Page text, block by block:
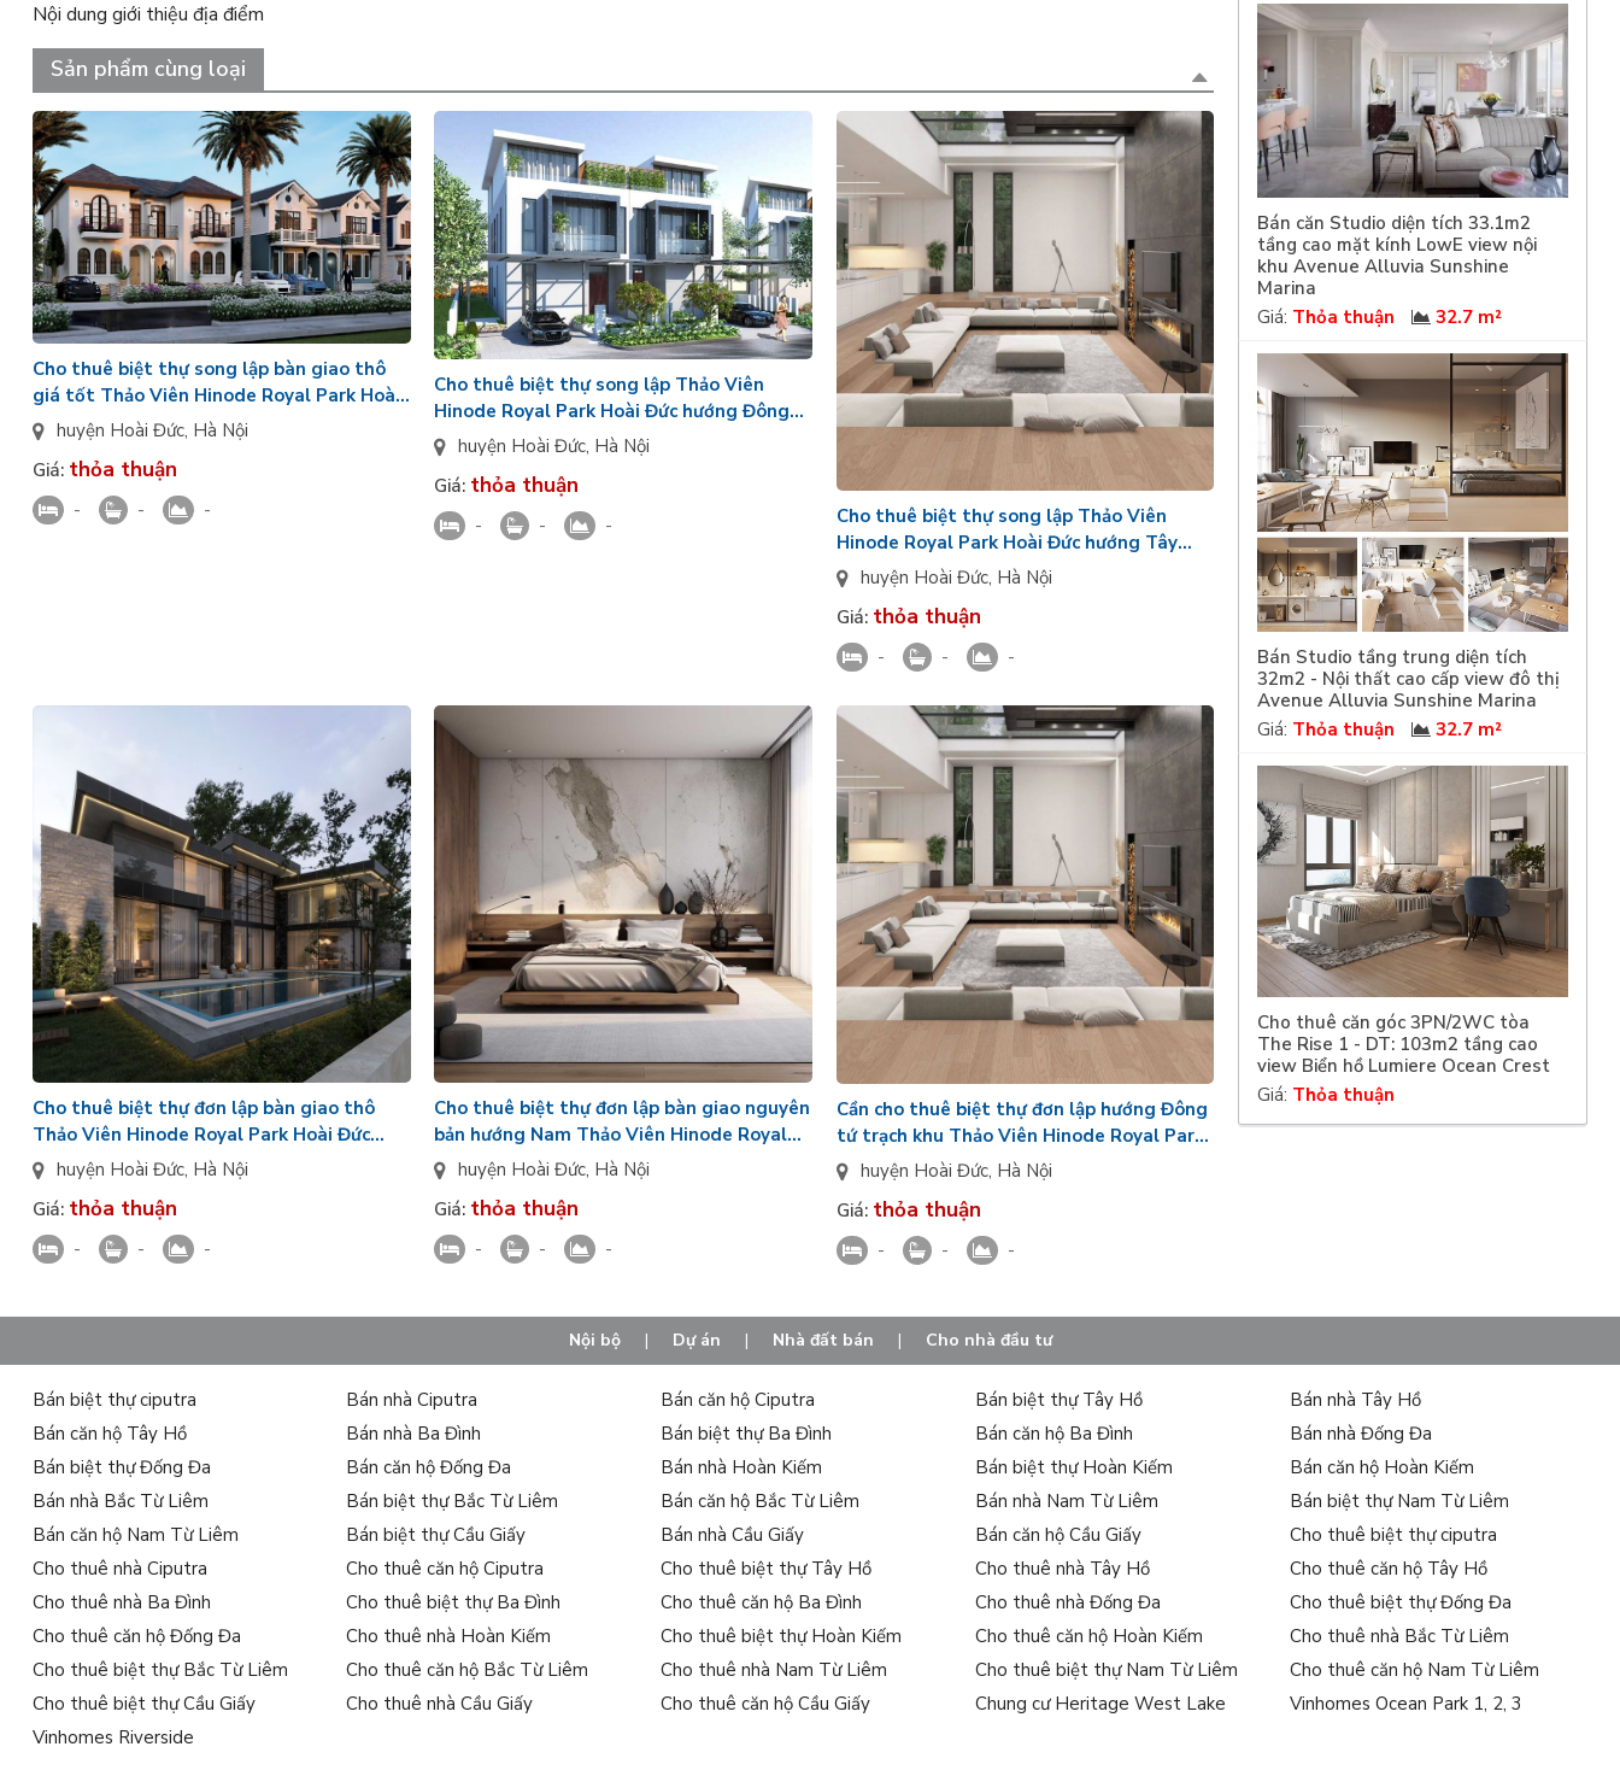
Nội dung giới thiệu địa điểm
Sản phẩm cùng loại
Cho thuê biệt thự song lập bàn giao thô
giá tốt Thảo Viên Hinode Royal Park Hoài
Đức hướng Tây Bắc
huyện Hoài Đức, Hà Nội
Giá: thỏa thuận
- - -
Cho thuê biệt thự song lập Thảo Viên
Hinode Royal Park Hoài Đức hướng Đông
Bắchuyện Hoài Đức, Hà Nội
Giá: thỏa thuận
- - -
Cho thuê biệt thự song lập Thảo Viên
Hinode Royal Park Hoài Đức hướng Tây
Namhuyện Hoài Đức, Hà Nội
Giá: thỏa thuận
- - -
Cho thuê biệt thự đơn lập bàn giao thô
Thảo Viên Hinode Royal Park Hoài Đức
hướng Đông Nam
huyện Hoài Đức, Hà Nội
Giá: thỏa thuận
- - -
Cho thuê biệt thự đơn lập bàn giao nguyên
bản hướng Nam Thảo Viên Hinode Royal
Park Hoài Đức
huyện Hoài Đức, Hà Nội
Giá: thỏa thuận
- - -
Cần cho thuê biệt thự đơn lập hướng Đông
tứ trạch khu Thảo Viên Hinode Royal Park
Hoài Đức
huyện Hoài Đức, Hà Nội
Giá: thỏa thuận
- - -
Bán căn Studio diện tích 33.1m2
tầng cao mặt kính LowE view nội
khu Avenue Alluvia Sunshine
Marina
Giá: Thỏa thuận 32.7 m²
Bán Studio tầng trung diện tích
32m2 - Nội thất cao cấp view đô thị
Avenue Alluvia Sunshine Marina
Giá: Thỏa thuận 32.7 m²
Cho thuê căn góc 3PN/2WC tòa
The Rise 1 - DT: 103m2 tầng cao
view Biển hồ Lumiere Ocean Crest
Giá: Thỏa thuận
Nội bộ | Dự án | Nhà đất bán | Cho nhà đầu tư
Bán biệt thự ciputra Bán nhà Ciputra Bán căn hộ Ciputra Bán biệt thự Tây Hồ
Bán nhà Tây Hồ
Bán căn hộ Tây Hồ
Bán nhà Ba Đình Bán biệt thự Ba Đình Bán căn hộ Ba Đình
Bán nhà Đống Đa
Bán biệt thự Đống Đa
Bán căn hộ Đống Đa Bán nhà Hoàn Kiếm Bán biệt thự Hoàn Kiếm
Bán căn hộ Hoàn Kiếm
Bán nhà Bắc Từ Liêm
Bán biệt thự Bắc Từ Liêm Bán căn hộ Bắc Từ Liêm Bán nhà Nam Từ Liêm
Bán biệt thự Nam Từ Liêm
Bán căn hộ Nam Từ Liêm
Bán biệt thự Cầu Giấy Bán nhà Cầu Giấy Bán căn hộ Cầu Giấy
Cho thuê biệt thự ciputra
Cho thuê nhà Ciputra
Cho thuê căn hộ Ciputra Cho thuê biệt thự Tây Hồ Cho thuê nhà Tây Hồ
Cho thuê căn hộ Tây Hồ
Cho thuê nhà Ba Đình
Cho thuê biệt thự Ba Đình Cho thuê căn hộ Ba Đình Cho thuê nhà Đống Đa
Cho thuê biệt thự Đống Đa
Cho thuê căn hộ Đống Đa
Cho thuê nhà Hoàn Kiếm Cho thuê biệt thự Hoàn Kiếm Cho thuê căn hộ Hoàn Kiếm
Cho thuê nhà Bắc Từ Liêm
Cho thuê biệt thự Bắc Từ Liêm
Cho thuê căn hộ Bắc Từ Liêm Cho thuê nhà Nam Từ Liêm Cho thuê biệt thự Nam Từ Liêm
Cho thuê căn hộ Nam Từ Liêm
Cho thuê biệt thự Cầu Giấy
Cho thuê nhà Cầu Giấy Cho thuê căn hộ Cầu Giấy Chung cư Heritage West Lake
Vinhomes Ocean Park 1, 2, 3
Vinhomes Riverside